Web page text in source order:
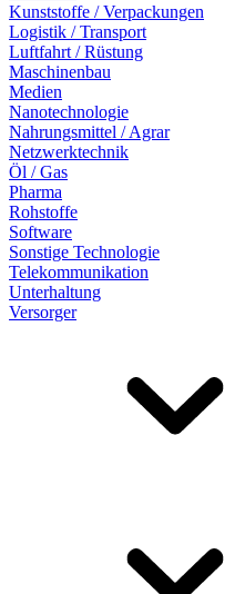
Kunststoffe / Verpackungen
Logistik / Transport
Luftfahrt / Rüstung
Maschinenbau
Medien
Nanotechnologie
Nahrungsmittel / Agrar
Netzwerktechnik
Öl / Gas
Pharma
Rohstoffe
Software
Sonstige Technologie
Telekommunikation
Unterhaltung
Versorger